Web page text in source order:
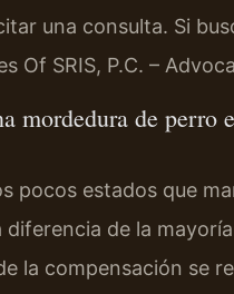
una consulta. Si
Of SRIS, P.C. –
mordedura de perro
pocos estados que
diferencia de la
la compensación se